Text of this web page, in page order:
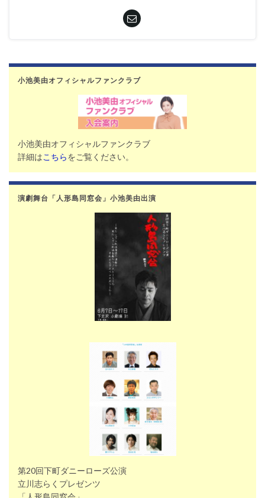
小池美由オフィシャルファンクラブ
小池美由オフィシャルファンクラブ
詳細はこちらをご覧ください。
演劇舞台「人形島同窓会」小池美由出演
第20回下町ダニーローズ公演
立川志らくプレゼンツ